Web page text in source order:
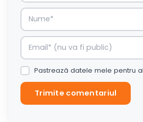
Pastrează datele mele pentru